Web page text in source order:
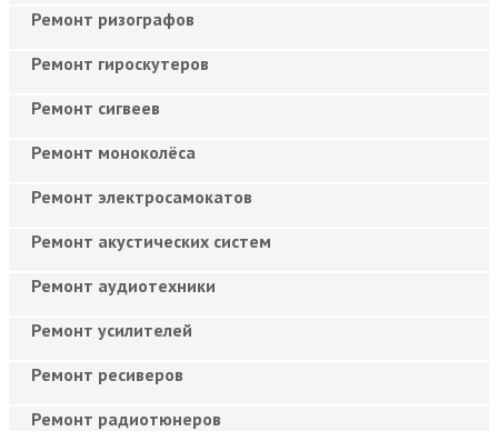
Ремонт ризографов
Ремонт гироскутеров
Ремонт сигвеев
Ремонт моноколёса
Ремонт электросамокатов
Ремонт акустических систем
Ремонт аудиотехники
Ремонт усилителей
Ремонт ресиверов
Ремонт радиотюнеров